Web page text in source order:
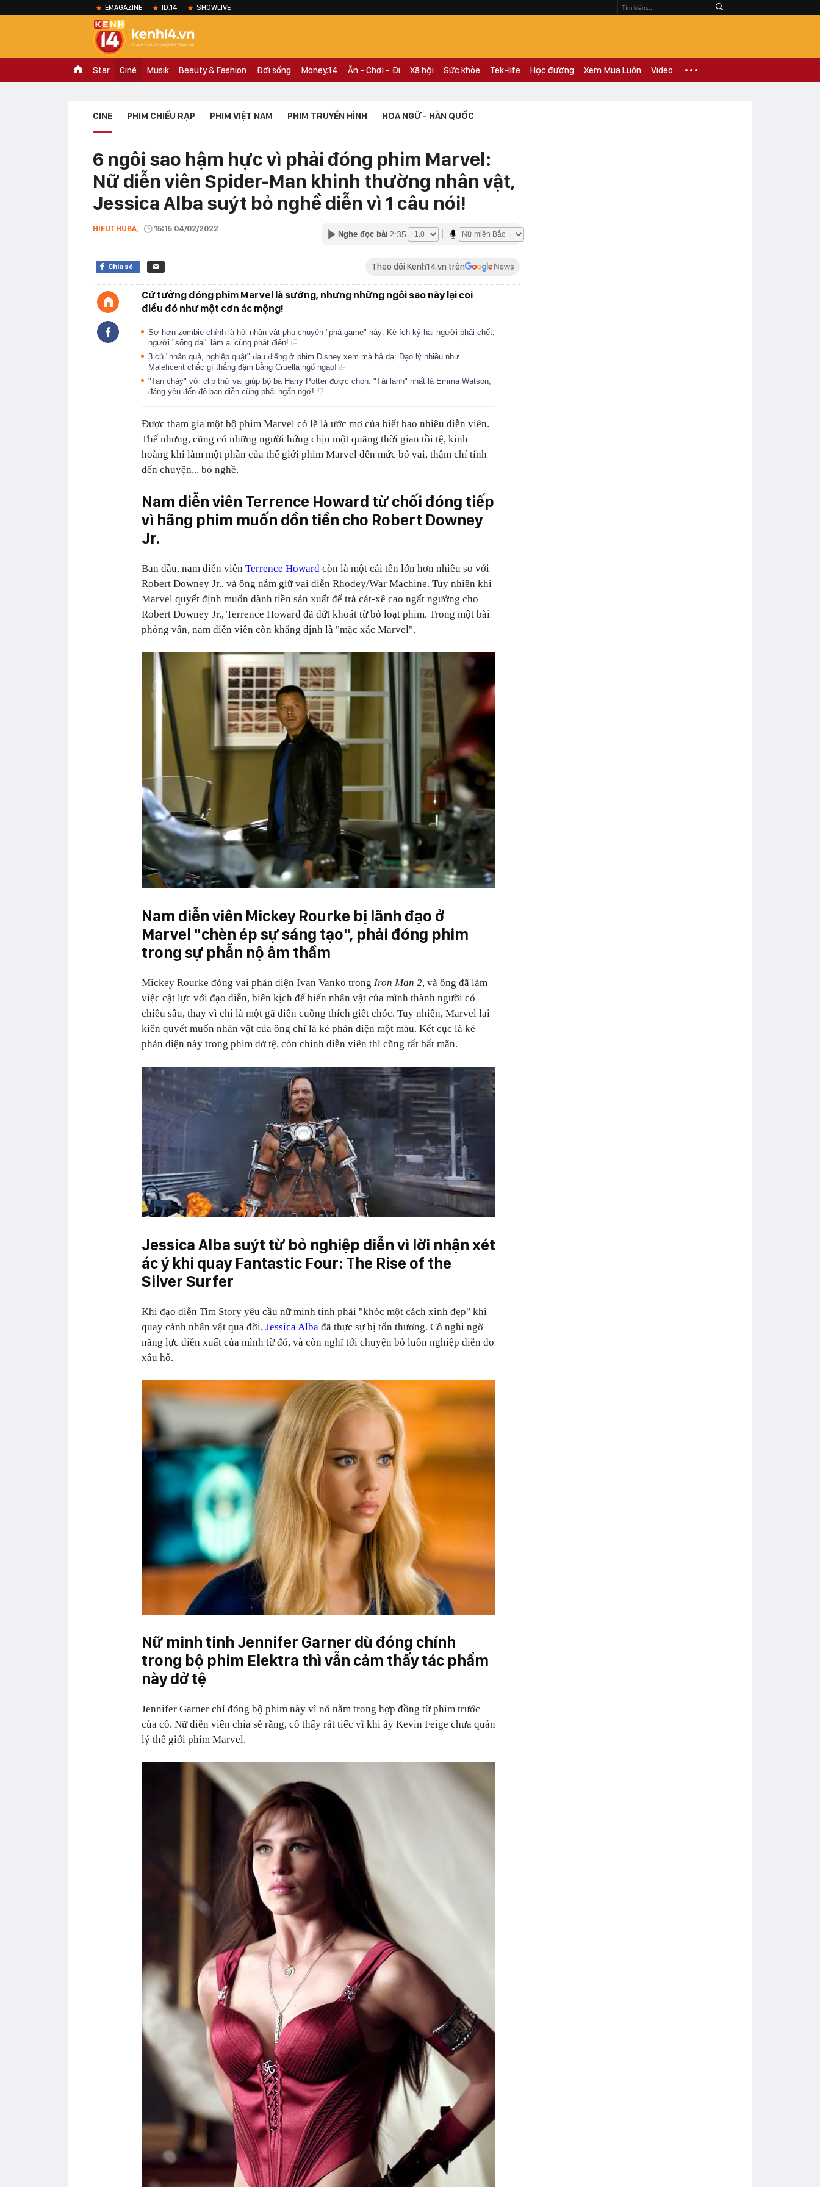
EMAGAZINE ID.14 SHOWLIVE
Star Ciné Musik Beauty & Fashion Đời sống Money.14 Ăn - Chơi - Đi Xã hội Sức khỏe Tek-life Học đường Xem Mua Luôn Video
CINE PHIM CHIẾU RẠP PHIM VIỆT NAM PHIM TRUYỀN HÌNH HOA NGỮ - HÀN QUỐC
6 ngôi sao hậm hực vì phải đóng phim Marvel:
Nữ diễn viên Spider-Man khinh thường nhân vật,
Jessica Alba suýt bỏ nghề diễn vì 1 câu nói!
HIEUTHUBA, 15:15 04/02/2022
Nghe đọc bài 2:35
Chia sẻ Theo dõi Kenh14.vn trên
Cứ tưởng đóng phim Marvel là sướng, nhưng những ngôi sao này lại coi
điều đó như một cơn ác mộng!
Sợ hơn zombie chính là hội nhân vật phụ chuyên "phá game" này: Kẻ ích kỷ hại người phải chết,
người "sống dai" làm ai cũng phát điên!
3 cú "nhân quả, nghiệp quật" đau điếng ở phim Disney xem mà hả dạ: Đạo lý nhiều như
Maleficent chắc gì thắng đậm bằng Cruella ngổ ngáo!
"Tan chảy" với clip thử vai giúp bộ ba Harry Potter được chọn: "Tài lanh" nhất là Emma Watson,
đáng yêu đến độ bạn diễn cũng phải ngẩn ngơ!
Được tham gia một bộ phim Marvel có lẽ là ước mơ của biết bao nhiêu diễn viên.
Thế nhưng, cũng có những người hứng chịu một quãng thời gian tồi tệ, kinh
hoàng khi làm một phần của thế giới phim Marvel đến mức bỏ vai, thậm chí tính
đến chuyện... bỏ nghề.
Nam diễn viên Terrence Howard từ chối đóng tiếp
vì hãng phim muốn dồn tiền cho Robert Downey
Jr.
Ban đầu, nam diễn viên Terrence Howard còn là một cái tên lớn hơn nhiều so với
Robert Downey Jr., và ông nắm giữ vai diễn Rhodey/War Machine. Tuy nhiên khi
Marvel quyết định muốn dành tiền sản xuất để trả cát-xê cao ngất ngưởng cho
Robert Downey Jr., Terrence Howard đã dứt khoát từ bỏ loạt phim. Trong một bài
phỏng vấn, nam diễn viên còn khẳng định là "mặc xác Marvel".
Nam diễn viên Mickey Rourke bị lãnh đạo ở
Marvel "chèn ép sự sáng tạo", phải đóng phim
trong sự phẫn nộ âm thầm
Mickey Rourke đóng vai phản diện Ivan Vanko trong Iron Man 2, và ông đã làm
việc cật lực với đạo diễn, biên kịch để biến nhân vật của mình thành người có
chiều sâu, thay vì chỉ là một gã điên cuồng thích giết chóc. Tuy nhiên, Marvel lại
kiên quyết muốn nhân vật của ông chỉ là kẻ phản diện một màu. Kết cục là kẻ
phản diện này trong phim dở tệ, còn chính diễn viên thì cũng rất bất mãn.
Jessica Alba suýt từ bỏ nghiệp diễn vì lời nhận xét
ác ý khi quay Fantastic Four: The Rise of the
Silver Surfer
Khi đạo diễn Tim Story yêu cầu nữ minh tinh phải "khóc một cách xinh đẹp" khi
quay cảnh nhân vật qua đời, Jessica Alba đã thực sự bị tổn thương. Cô nghi ngờ
năng lực diễn xuất của mình từ đó, và còn nghĩ tới chuyện bỏ luôn nghiệp diễn do
xấu hổ.
Nữ minh tinh Jennifer Garner dù đóng chính
trong bộ phim Elektra thì vẫn cảm thấy tác phẩm
này dở tệ
Jennifer Garner chỉ đóng bộ phim này vì nó nằm trong hợp đồng từ phim trước
của cô. Nữ diễn viên chia sẻ rằng, cô thấy rất tiếc vì khi ấy Kevin Feige chưa quản
lý thế giới phim Marvel.